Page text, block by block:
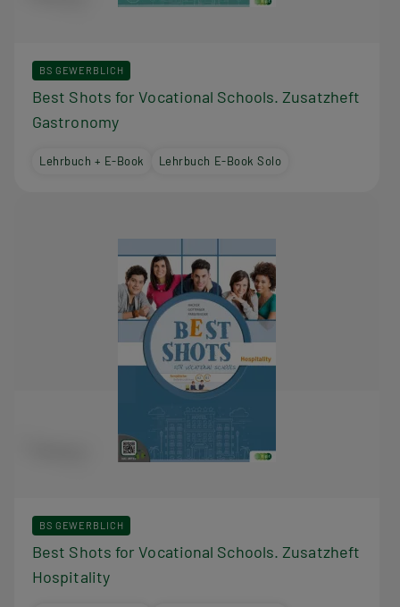
BS GEWERBLICH
Best Shots for Vocational Schools. Zusatzheft
Gastronomy
Lehrbuch + E-Book Lehrbuch E-Book Solo
BS GEWERBLICH
Best Shots for Vocational Schools. Zusatzheft
Hospitality